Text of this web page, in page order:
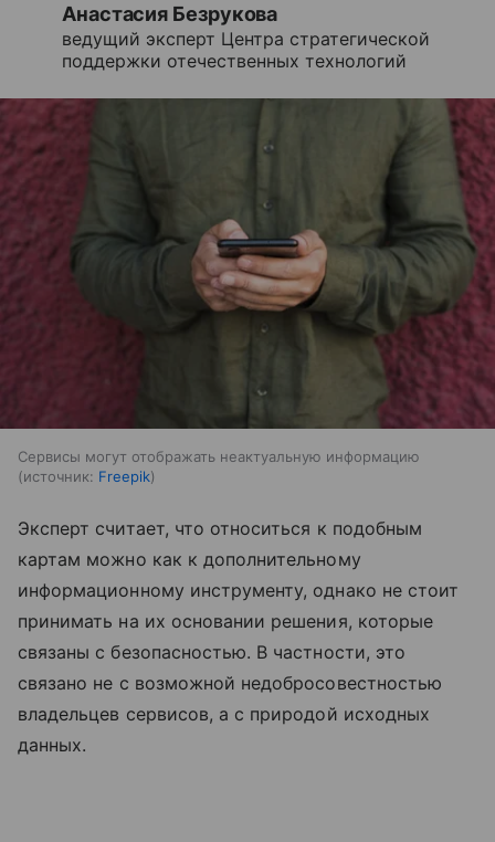
Анастасия Безрукова
ведущий эксперт Центра стратегической
поддержки отечественных технологий
Сервисы могут отображать неактуальную информацию
источник: Freepik
Эксперт считает, что относиться к подобным
картам можно как к дополнительному
информационному инструменту, однако не стоит
принимать на их основании решения, которые
связаны с безопасностью. В частности, это
связано не с возможной недобросовестностью
владельцев сервисов, а с природой исходных
данных.